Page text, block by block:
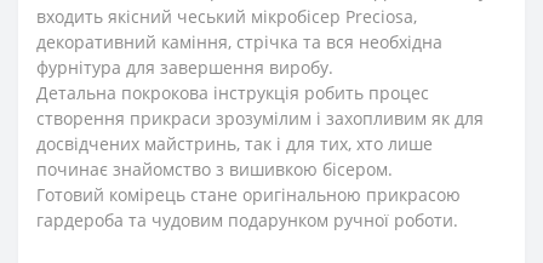
входить якісний чеський мікробісер Preciosa,
декоративний каміння, стрічка та вся необхідна
фурнітура для завершення виробу.
Детальна покрокова інструкція робить процес
створення прикраси зрозумілим і захопливим як для
досвідчених майстринь, так і для тих, хто лише
починає знайомство з вишивкою бісером.
Готовий комірець стане оригінальною прикрасою
гардероба та чудовим подарунком ручної роботи.